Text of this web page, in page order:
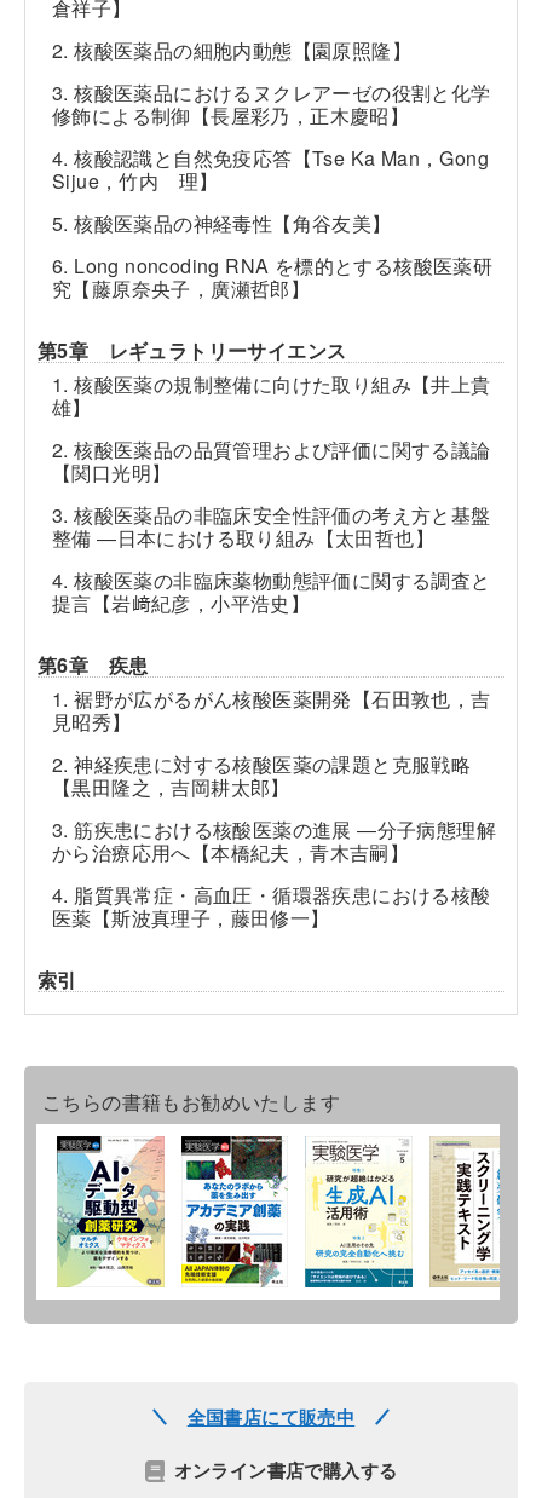
倉祥子】
2. 核酸医薬品の細胞内動態【園原照隆】
3. 核酸医薬品におけるヌクレアーゼの役割と化学
修飾による制御【長屋彩乃，正木慶昭】
4. 核酸認識と自然免疫応答【Tse Ka Man，Gong
Sijue，竹内 理】
5. 核酸医薬品の神経毒性【角谷友美】
6. Long noncoding RNA を標的とする核酸医薬研
究【藤原奈央子，廣瀬哲郎】
第5章 レギュラトリーサイエンス
1. 核酸医薬の規制整備に向けた取り組み【井上貴
雄】
2. 核酸医薬品の品質管理および評価に関する議論
【関口光明】
3. 核酸医薬品の非臨床安全性評価の考え方と基盤
整備 ―日本における取り組み【太田哲也】
4. 核酸医薬の非臨床薬物動態評価に関する調査と
提言【岩﨑紀彦，小平浩史】
第6章 疾患
1. 裾野が広がるがん核酸医薬開発【石田敦也，吉
見昭秀】
2. 神経疾患に対する核酸医薬の課題と克服戦略
【黒田隆之，吉岡耕太郎】
3. 筋疾患における核酸医薬の進展―分子病態理解
から治療応用へ【本橋紀夫，青木吉嗣】
4. 脂質異常症・高血圧・循環器疾患における核酸
医薬【斯波真理子，藤田修一】
索引
こちらの書籍もお勧めいたします
全国書店にて販売中
オンライン書店で購入する